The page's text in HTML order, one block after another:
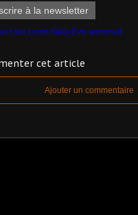
à la newsletter
Loeb Rally Evo annoncé
cet article
Ajouter un commentaire